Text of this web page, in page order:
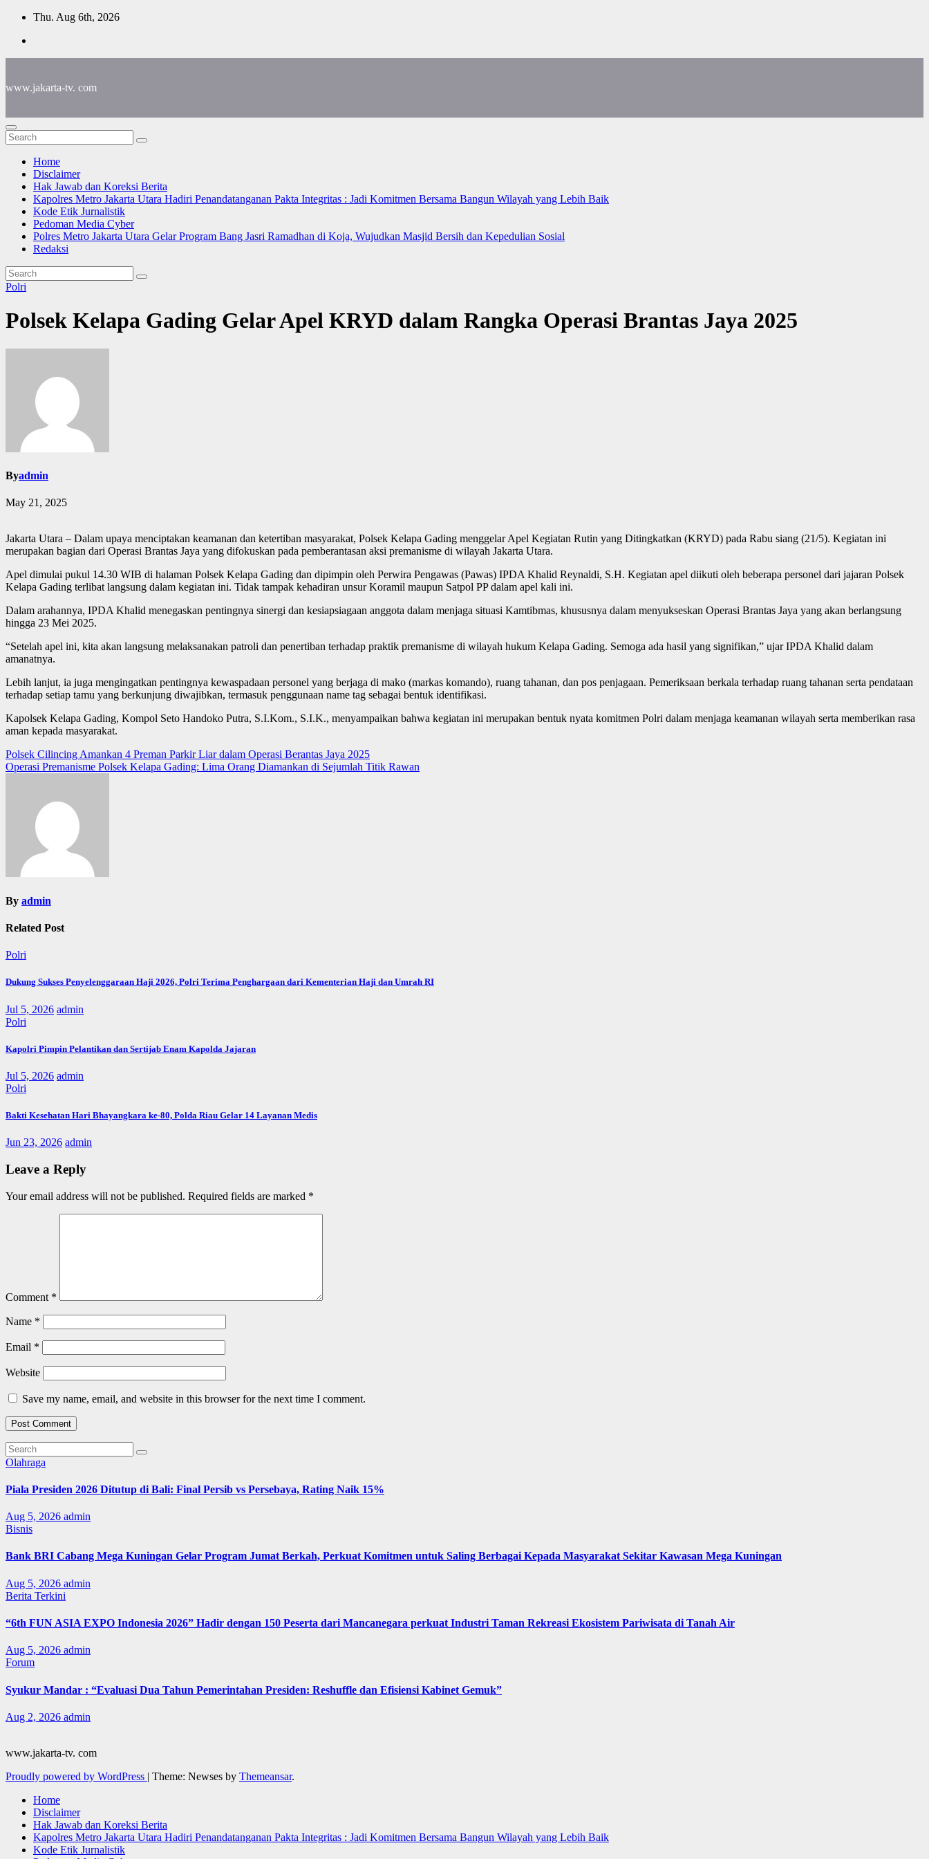
Skip
content
Thu. Aug 6th, 2026
www.jakarta-tv. com
Home
Disclaimer
Hak Jawab dan Koreksi Berita
Kapolres Metro Jakarta Utara Hadiri Penandatanganan Pakta Integritas : Jadi Komitmen Bersama Bangun Wilayah yang Lebih Baik
Kode Etik Jurnalistik
Pedoman Media Cyber
Polres Metro Jakarta Utara Gelar Program Bang Jasri Ramadhan di Koja, Wujudkan Masjid Bersih dan Kepedulian Sosial
Redaksi
Polri
Polsek Kelapa Gading Gelar Apel KRYD dalam Rangka Operasi Brantas Jaya 2025
Byadmin
May 21, 2025
Jakarta Utara – Dalam upaya menciptakan keamanan dan ketertiban masyarakat, Polsek Kelapa Gading menggelar Apel Kegiatan Rutin yang Ditingkatkan (KRYD) pada Rabu siang (21/5). Kegiatan ini
merupakan bagian dari Operasi Brantas Jaya yang difokuskan pada pemberantasan aksi premanisme di wilayah Jakarta Utara.
Apel dimulai pukul 14.30 WIB di halaman Polsek Kelapa Gading dan dipimpin oleh Perwira Pengawas (Pawas) IPDA Khalid Reynaldi, S.H. Kegiatan apel diikuti oleh beberapa personel dari jajaran Polsek
Kelapa Gading terlibat langsung dalam kegiatan ini. Tidak tampak kehadiran unsur Koramil maupun Satpol PP dalam apel kali ini.
Dalam arahannya, IPDA Khalid menegaskan pentingnya sinergi dan kesiapsiagaan anggota dalam menjaga situasi Kamtibmas, khususnya dalam menyukseskan Operasi Brantas Jaya yang akan berlangsung
hingga 23 Mei 2025.
“Setelah apel ini, kita akan langsung melaksanakan patroli dan penertiban terhadap praktik premanisme di wilayah hukum Kelapa Gading. Semoga ada hasil yang signifikan,” ujar IPDA Khalid dalam
amanatnya.
Lebih lanjut, ia juga mengingatkan pentingnya kewaspadaan personel yang berjaga di mako (markas komando), ruang tahanan, dan pos penjagaan. Pemeriksaan berkala terhadap ruang tahanan serta pendataan
terhadap setiap tamu yang berkunjung diwajibkan, termasuk penggunaan name tag sebagai bentuk identifikasi.
Kapolsek Kelapa Gading, Kompol Seto Handoko Putra, S.I.Kom., S.I.K., menyampaikan bahwa kegiatan ini merupakan bentuk nyata komitmen Polri dalam menjaga keamanan wilayah serta memberikan rasa
aman kepada masyarakat.
Post
navigation
Polsek Cilincing Amankan 4 Preman Parkir Liar dalam Operasi Berantas Jaya 2025
Operasi Premanisme Polsek Kelapa Gading: Lima Orang Diamankan di Sejumlah Titik Rawan
By admin
Related Post
Polri
Dukung Sukses Penyelenggaraan Haji 2026, Polri Terima Penghargaan dari Kementerian Haji dan Umrah RI
Jul 5, 2026 admin
Polri
Kapolri Pimpin Pelantikan dan Sertijab Enam Kapolda Jajaran
Jul 5, 2026 admin
Polri
Bakti Kesehatan Hari Bhayangkara ke-80, Polda Riau Gelar 14 Layanan Medis
Jun 23, 2026 admin
Leave a Reply
Your email address will not be published. Required fields are marked *
Comment *
Name *
Email *
Website
Save my name, email, and website in this browser for the next time I comment.
Olahraga
Piala Presiden 2026 Ditutup di Bali: Final Persib vs Persebaya, Rating Naik 15%
Aug 5, 2026 admin
Bisnis
Bank BRI Cabang Mega Kuningan Gelar Program Jumat Berkah, Perkuat Komitmen untuk Saling Berbagai Kepada Masyarakat Sekitar Kawasan Mega Kuningan
Aug 5, 2026 admin
Berita Terkini
“6th FUN ASIA EXPO Indonesia 2026” Hadir dengan 150 Peserta dari Mancanegara perkuat Industri Taman Rekreasi Ekosistem Pariwisata di Tanah Air
Aug 5, 2026 admin
Forum
Syukur Mandar : “Evaluasi Dua Tahun Pemerintahan Presiden: Reshuffle dan Efisiensi Kabinet Gemuk”
Aug 2, 2026 admin
www.jakarta-tv. com
Proudly powered by WordPress | Theme: Newses by Themeansar.
Home
Disclaimer
Hak Jawab dan Koreksi Berita
Kapolres Metro Jakarta Utara Hadiri Penandatanganan Pakta Integritas : Jadi Komitmen Bersama Bangun Wilayah yang Lebih Baik
Kode Etik Jurnalistik